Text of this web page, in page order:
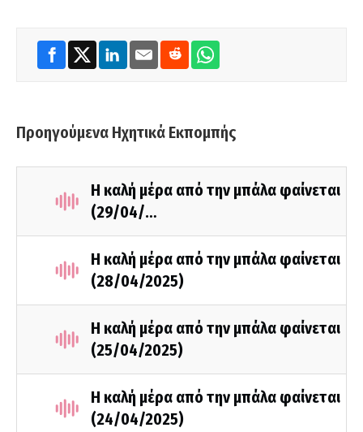
Προηγούμενα Ηχητικά Εκπομπής
Η καλή μέρα από την μπάλα φαίνεται
(29/04/…
Η καλή μέρα από την μπάλα φαίνεται
(28/04/2025)
Η καλή μέρα από την μπάλα φαίνεται
(25/04/2025)
Η καλή μέρα από την μπάλα φαίνεται
(24/04/2025)